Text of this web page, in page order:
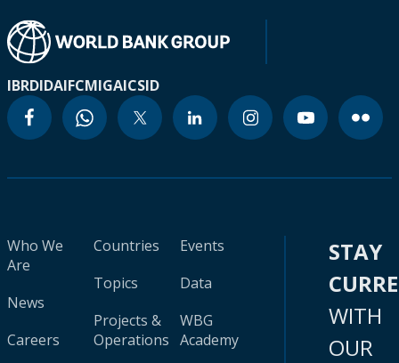
IBRDIDAIFCMIGAICSID
Who We
Are
News
Careers
Countries
Topics
Projects &
Operations
Events
Data
WBG
Academy
STAY
WITH
OUR